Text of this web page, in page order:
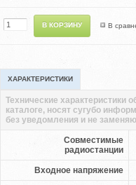
В
ХАРАКТЕРИСТИКИ
Совместимые
радиостанции
Входное напряжение
Технические характеристики
каталоге, носят сугубо
без уведомления и не